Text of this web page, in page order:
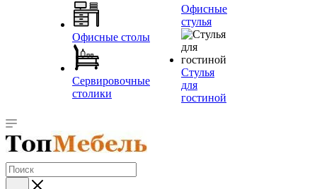
Офисные столы
Сервировочные
столики
Офисные
стулья
Стулья
для
гостиной